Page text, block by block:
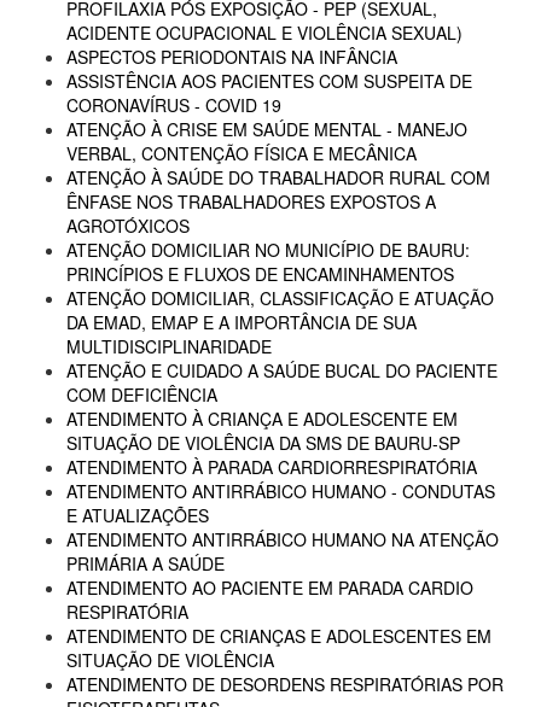
PROFILAXIA PÓS EXPOSIÇÃO - PEP (SEXUAL,
ACIDENTE OCUPACIONAL E VIOLÊNCIA SEXUAL)
ASPECTOS PERIODONTAIS NA INFÂNCIA
ASSISTÊNCIA AOS PACIENTES COM SUSPEITA DE
CORONAVÍRUS - COVID 19
ATENÇÃO À CRISE EM SAÚDE MENTAL - MANEJO
VERBAL, CONTENÇÃO FÍSICA E MECÂNICA
ATENÇÃO À SAÚDE DO TRABALHADOR RURAL COM
ÊNFASE NOS TRABALHADORES EXPOSTOS A
AGROTÓXICOS
ATENÇÃO DOMICILIAR NO MUNICÍPIO DE BAURU:
PRINCÍPIOS E FLUXOS DE ENCAMINHAMENTOS
ATENÇÃO DOMICILIAR, CLASSIFICAÇÃO E ATUAÇÃO
DA EMAD, EMAP E A IMPORTÂNCIA DE SUA
MULTIDISCIPLINARIDADE
ATENÇÃO E CUIDADO A SAÚDE BUCAL DO PACIENTE
COM DEFICIÊNCIA
ATENDIMENTO À CRIANÇA E ADOLESCENTE EM
SITUAÇÃO DE VIOLÊNCIA DA SMS DE BAURU-SP
ATENDIMENTO À PARADA CARDIORRESPIRATÓRIA
ATENDIMENTO ANTIRRÁBICO HUMANO - CONDUTAS
E ATUALIZAÇÕES
ATENDIMENTO ANTIRRÁBICO HUMANO NA ATENÇÃO
PRIMÁRIA A SAÚDE
ATENDIMENTO AO PACIENTE EM PARADA CARDIO
RESPIRATÓRIA
ATENDIMENTO DE CRIANÇAS E ADOLESCENTES EM
SITUAÇÃO DE VIOLÊNCIA
ATENDIMENTO DE DESORDENS RESPIRATÓRIAS POR